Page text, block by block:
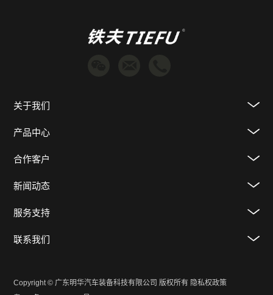
关于我们
产品中心
合作客户
新闻动态
服务支持
联系我们
Copyright © 广东明华汽车装备科技有限公司 版权所有 隐私权政策